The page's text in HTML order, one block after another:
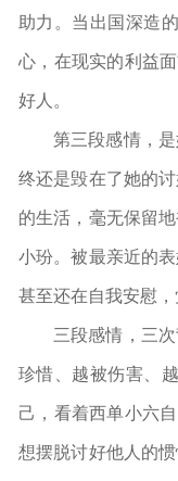
助力。当出国深造
心，在现实的利益
好人。
第三段感情，
终还是毁在了她的
的生活，毫无保留
小玢。被最亲近的
甚至还在自我安慰，
三段感情，三
珍惜、越被伤害、
己，看着西单小六
想摆脱讨好他人的